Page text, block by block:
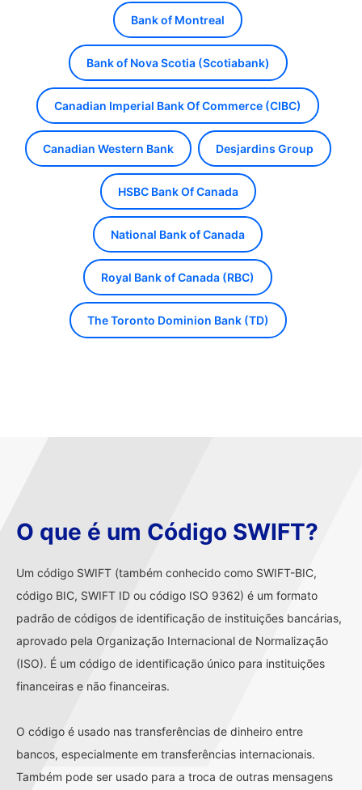
Bank of Montreal
Bank of Nova Scotia (Scotiabank)
Canadian Imperial Bank Of Commerce (CIBC)
Canadian Western Bank Desjardins Group
HSBC Bank Of Canada
National Bank of Canada
Royal Bank of Canada (RBC)
The Toronto Dominion Bank (TD)
O que é um Código SWIFT?
Um código SWIFT (também conhecido como SWIFT-BIC,
código BIC, SWIFT ID ou código ISO 9362) é um formato
padrão de códigos de identificação de instituições bancárias,
aprovado pela Organização Internacional de Normalização
(ISO). É um código de identificação único para instituições
financeiras e não financeiras.
O código é usado nas transferências de dinheiro entre
bancos, especialmente em transferências internacionais.
Também pode ser usado para a troca de outras mensagens